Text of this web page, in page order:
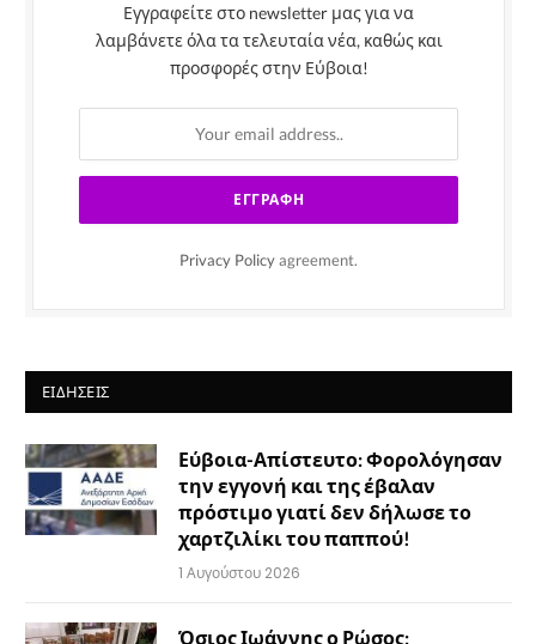
Εγγραφείτε στο newsletter μας για να
λαμβάνετε όλα τα τελευταία νέα, καθώς και
προσφορές στην Εύβοια!
Privacy Policy agreement.
ΕΙΔΉΣΕΙΣ
Εύβοια-Απίστευτο: Φορολόγησαν
την εγγονή και της έβαλαν
πρόστιμο γιατί δεν δήλωσε το
χαρτζιλίκι του παππού!
1 Αυγούστου 2026
Όσιος Ιωάννης ο Ρώσος: